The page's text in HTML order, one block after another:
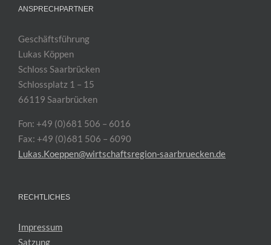
ANSPRECHPARTNER
Geschäftsführung
Lukas Köppen
Schloss Saarbrücken
Schlossplatz 1 – 15
66119 Saarbrücken
Fon: +49 (0)681 506 – 6016
Fax: +49 (0)681 506 – 6090
Lukas.Koeppen@wirtschaftsregion-saarbruecken.de
RECHTLICHES
Impressum
Satzung